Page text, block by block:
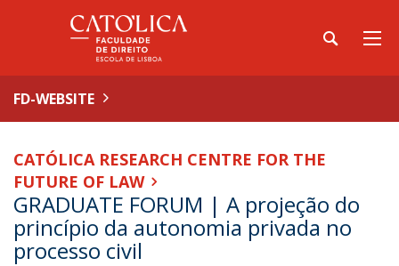
FD-WEBSITE
CATÓLICA RESEARCH CENTRE FOR THE
FUTURE OF LAW
GRADUATE FORUM | A projeção do
princípio da autonomia privada no
processo civil